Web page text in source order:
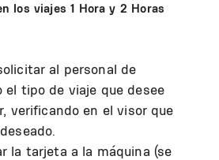
los viajes 1 Hora y 2 Horas
al personal de
el tipo de viaje que desee
verificando en el visor que
la tarjeta a la máquina (se